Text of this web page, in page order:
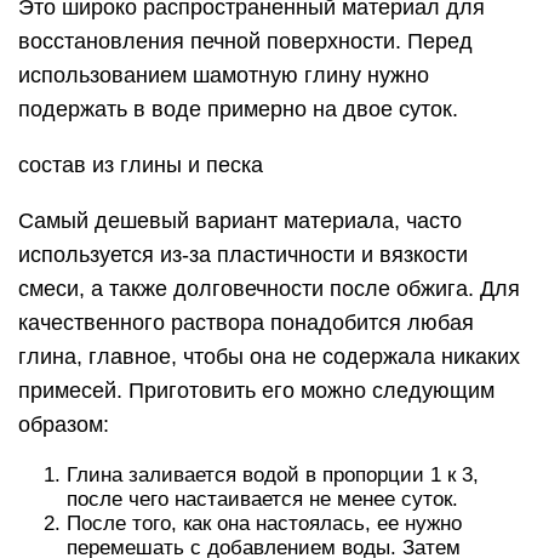
Это широко распространенный материал для
восстановления печной поверхности. Перед
использованием шамотную глину нужно
подержать в воде примерно на двое суток.
состав из глины и песка
Самый дешевый вариант материала, часто
используется из-за пластичности и вязкости
смеси, а также долговечности после обжига. Для
качественного раствора понадобится любая
глина, главное, чтобы она не содержала никаких
примесей. Приготовить его можно следующим
образом:
Глина заливается водой в пропорции 1 к 3,
после чего настаивается не менее суток.
После того, как она настоялась, ее нужно
перемешать с добавлением воды. Затем